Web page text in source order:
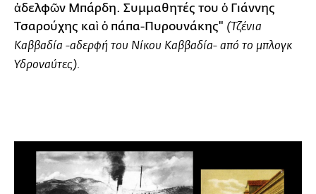
ἀδελφῶν Μπάρδη. Συμμαθητές του ὁ Γιάννης
Τσαρούχης καὶ ὁ πάπα-Πυρουνάκης" ( Τζένια
Καββαδία -αδερφή του Νίκου Καββαδία- από το μπλογκ
Υδροναύτες).